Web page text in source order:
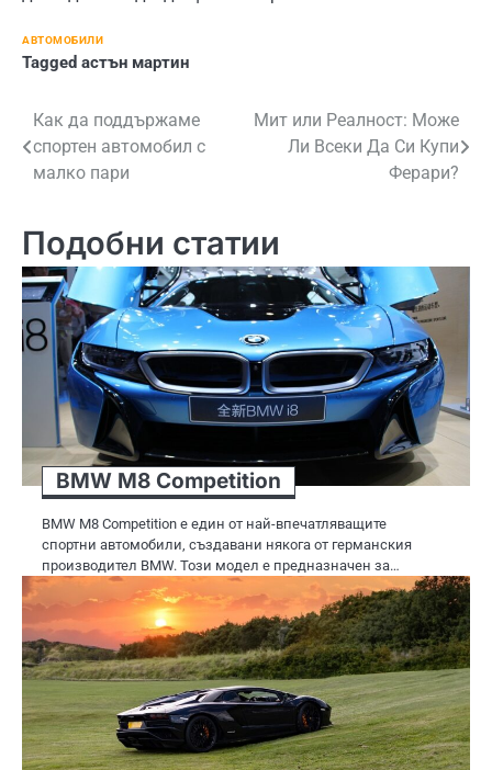
АВТОМОБИЛИ
Tagged астън мартин
Навигация
Как да поддържаме
спортен автомобил с
малко пари
Мит или Реалност: Може
Ли Всеки Да Си Купи
Ферари?
Подобни статии
BMW M8 Competition
BMW M8 Competition е един от най-впечатляващите
спортни автомобили, създавани някога от германския
производител BMW. Този модел е предназначен за…